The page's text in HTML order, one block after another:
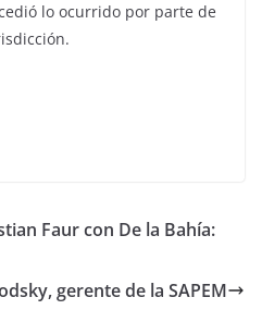
lo ocurrido por parte de
Faur con De la Bahía:
gerente de la SAPEM